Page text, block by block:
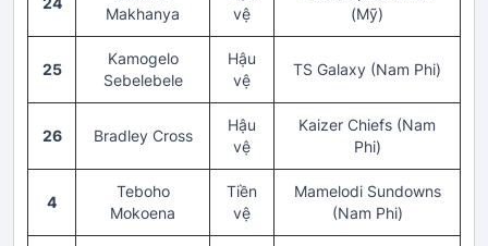
Makhanya
vệ
(Mỹ)
25
Kamogelo
Sebelebele
Hậu
vệ
TS Galaxy (Nam Phi)
26 Bradley Cross
Hậu
vệ
Kaizer Chiefs (Nam
Phi)
4
Teboho
Mokoena
Tiền
vệ
Mamelodi Sundowns
(Nam Phi)